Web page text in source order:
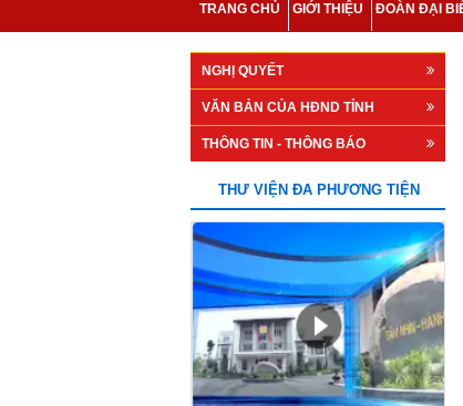
TRANG CHỦ GIỚI THIỆU ĐOÀN ĐẠI
NGHỊ QUYẾT
VĂN BẢN CỦA HĐND TỈNH
THÔNG TIN - THÔNG BÁO
THƯ VIỆN ĐA PHƯƠNG TIỆN